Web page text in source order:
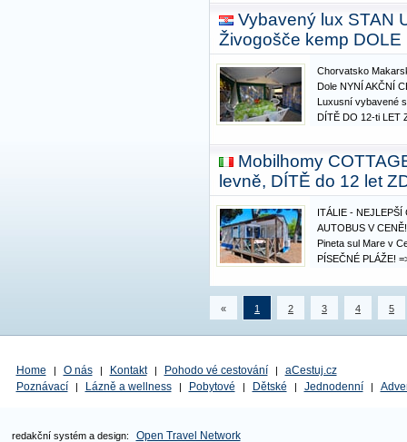
FIRST MINUTE
PROSTORNÉ
Vybavený lux STAN
Živogošče kemp DOLE
Chorvatsko
Dole NYNÍ AKČNÍ
Luxusní vybavené
DÍTĚ DO 12-ti LET
Kempu Dole.
pohodlných lůžek
Mobilhomy
levně, DÍTĚ do 12 let
ITÁLIE - NEJLEPŠÍ
AUTOBUS V
Pineta sul Mare v
PÍSEČNÉ PLÁŽE!
ubytování v PLNĚ
domech až pro 6
LOŽNICE…
« 1 2 3 4 5
Home | O nás | Kontakt | Pohodo vé cestování |
aCestuj.cz
Poznávací
| Lázně a wellness | Pobytové | Dětské | Jednodenní |
redakční systém a design: Open Travel Network